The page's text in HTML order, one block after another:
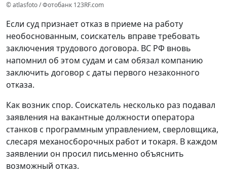
© atlasfoto / Фотобанк 123RF.com
Если суд признает отказ в приеме на работу
необоснованным, соискатель вправе требовать
заключения трудового договора. ВС РФ вновь
напомнил об этом судам и сам обязал компанию
заключить договор с даты первого незаконного
отказа.
Как возник спор. Соискатель несколько раз подавал
заявления на вакантные должности оператора
станков с программным управлением, сверловщика,
слесаря механосборочных работ и токаря. В каждом
заявлении он просил письменно объяснить
возможный отказ.